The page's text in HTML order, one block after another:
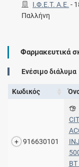
Ι.Φ.Ε.Τ. A.E. -
Παλλήνη
Φαρμακευτικά
Ενέσιμο διάλυμα
Κωδικός
916630101